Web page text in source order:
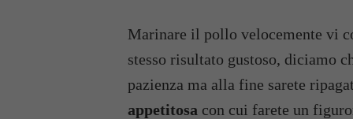
Marinare il pollo velocemente vi
stesso risultato gustoso, diciamo
pazienza ma alla fine sarete
appetitosa con cui farete un